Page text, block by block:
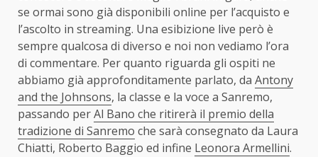
se ormai sono già disponibili online per l’acquisto e
l’ascolto in streaming. Una esibizione live però è
sempre qualcosa di diverso e noi non vediamo l’ora
di commentare. Per quanto riguarda gli ospiti ne
abbiamo già approfonditamente parlato, da Antony
and the Johnsons, la classe e la voce a Sanremo,
passando perAl Bano che ritirerà il premio della
tradizione di Sanremo che sarà consegnato da Laura
Chiatti, Roberto Baggio ed infine Leonora Armellini.